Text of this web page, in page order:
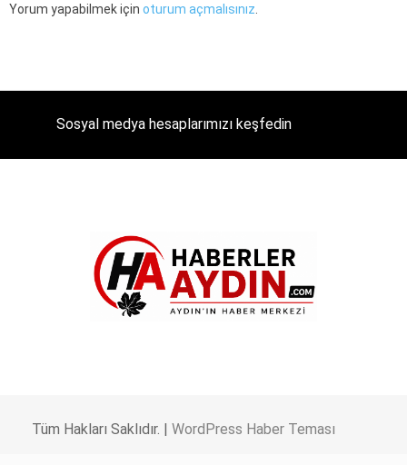
Yorum yapabilmek için oturum açmalısınız
Sosyal medya hesaplarımızı keşfedin
Tüm Hakları Saklıdır. | WordPress Haber Teması